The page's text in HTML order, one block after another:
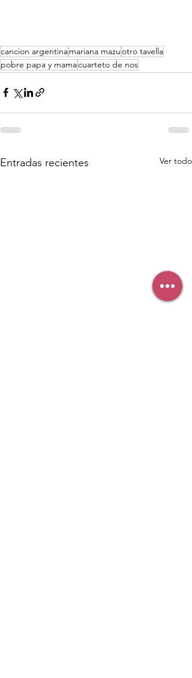
cancion argentinamariana mazuotro tavella
pobre papa y mamacuarteto de nos
Entradas recientes Ver todo